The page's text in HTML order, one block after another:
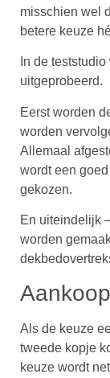
misschien wel
betere keuze
In de
uitgeprobeerd.
Eerst worden
worden
Allemaal
wordt een
gekozen.
En uiteindelijk
worden
Aankoop
Als de keuze
tweede kopje
keuze wordt